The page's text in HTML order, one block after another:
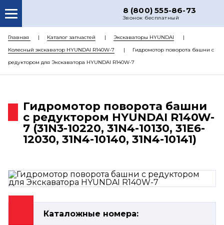
8 (800) 555-86-73
Звонок бесплатный
О НАС
КАТАЛОГ ЗАПЧАСТЕЙ
РЕМОНТ
ЦЕНЫ
КОНТАКТЫ
Главная Каталог запчастей
Экскаваторы HYUNDAI
Колесный экскаватор HYUNDAI R140W-7
Гидромотор поворота башни с
редуктором для Экскаватора HYUNDAI R140W-7
Гидромотор поворота башни
с редуктором HYUNDAI R140W-
7 (31N3-10220, 31N4-10130, 31E6-
12030, 31N4-10140, 31N4-10141)
Каталожные номера: